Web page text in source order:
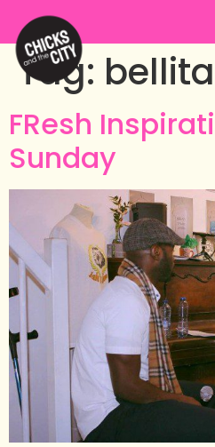
Tag:
FResh
Sunday